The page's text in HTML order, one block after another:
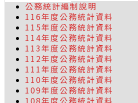
公務統計編制說明
116年度公務統計資料
115年度公務統計資料
114年度公務統計資料
113年度公務統計資料
112年度公務統計資料
111年度公務統計資料
110年度公務統計資料
109年度公務統計資料